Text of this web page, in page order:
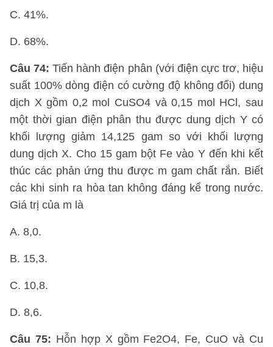
C. 41%.
D. 68%.
Câu 74: Tiến hành điện phân (với điện cực trơ, hiệu
suất 100% dòng điện có cường độ không đổi) dung
dịch X gồm 0,2 mol CuSO4 và 0,15 mol HCl, sau
một thời gian điện phân thu được dung dịch Y có
khối lượng giảm 14,125 gam so với khối lượng
dung dịch X. Cho 15 gam bột Fe vào Y đến khi kết
thúc các phản ứng thu được m gam chất rắn. Biết
các khi sinh ra hòa tan không đáng kể trong nước.
Giá trị của m là
A. 8,0.
B. 15,3.
C. 10,8.
D. 8,6.
Câu 75: Hỗn hợp X gồm Fe2O4, Fe, CuO và Cu